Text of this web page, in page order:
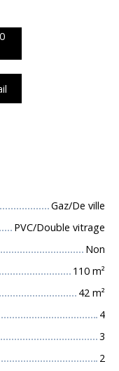
Gaz/De ville
PVC/Double vitrage
Non
110 m²
42 m²
4
3
2